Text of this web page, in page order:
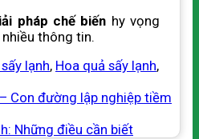
pháp chế biến hy vọng
thông tin.
lạnh, Hoa quả sấy lạnh,
Con đường lập nghiệp tiềm
Những điều cần biết